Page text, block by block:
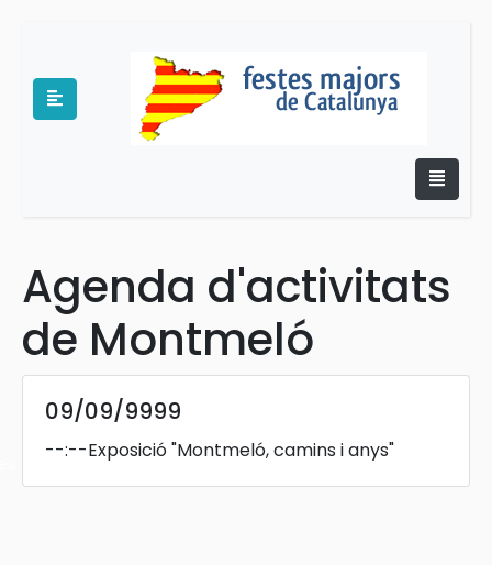
Agenda d'activitats
de Montmeló
09/09/9999
--:--Exposició "Montmeló, camins i anys"